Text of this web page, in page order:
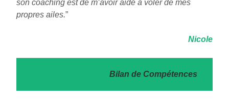
son coaching est de m’avoir aidé à voler de mes
propres ailes.”
Nicole
Bilan de Compétences